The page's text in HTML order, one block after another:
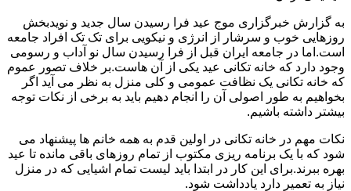
به گزارش خبرگزاری موج عید فرا رسیدن سال جدید و نویدبخش
روزهایی خوب و سرشار از انرژی و نیکویی برای تک تک افراد جامعه
است.اما در جامعه ایران قبل از فرا رسیدن سال نو آداب و رسومی
وجود دارد که خانه تکانی عید یکی از آن هاست.بر خلاف تصور عموم
که خانه تکانی یک نظافت عمومی و کلی منزل به نظر می آید اگر
بخواهیم به طور اصولی آن را انجام دهیم باید به برخی از نکات توجه
بیشتر داشته باشیم.
نکات مهم در خانه تکانی در اولین قدم به همه خانم ها پیشنهاد می
شود که با یک برنامه ریزی مکتوب از تمام روزهای باقی مانده تا عید
بهره ببرند.برای این کار در ابتدا باید لیست تمام اشیایی که در منزل
نیاز به تعمیر دارد یادداشت شود.